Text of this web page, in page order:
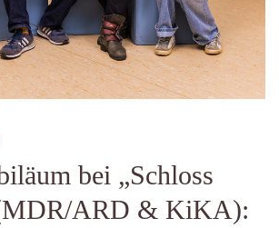
bei „Schloss
ARD & KiKA):